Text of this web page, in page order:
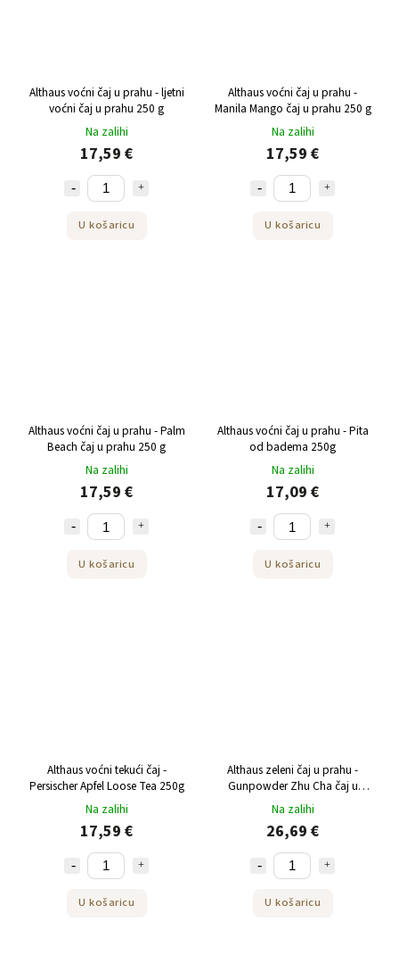
Althaus voćni čaj u prahu - ljetni
voćni čaj u prahu 250 g
Na zalihi
17,59 €
U košaricu
Althaus voćni čaj u prahu -
Manila Mango čaj u prahu 250 g
Na zalihi
17,59 €
U košaricu
Althaus voćni čaj u prahu - Palm
Beach čaj u prahu 250 g
Na zalihi
17,59 €
U košaricu
Althaus voćni čaj u prahu - Pita
od badema 250g
Na zalihi
17,09 €
U košaricu
Althaus voćni tekući čaj -
Persischer Apfel Loose Tea 250g
Na zalihi
17,59 €
U košaricu
Althaus zeleni čaj u prahu -
Gunpowder Zhu Cha čaj u
prahu 250 g
Na zalihi
26,69 €
U košaricu